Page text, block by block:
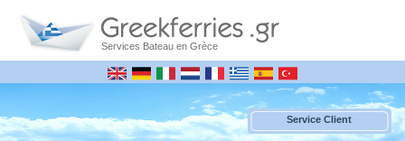
Services Bateau en Grèce
Service Client